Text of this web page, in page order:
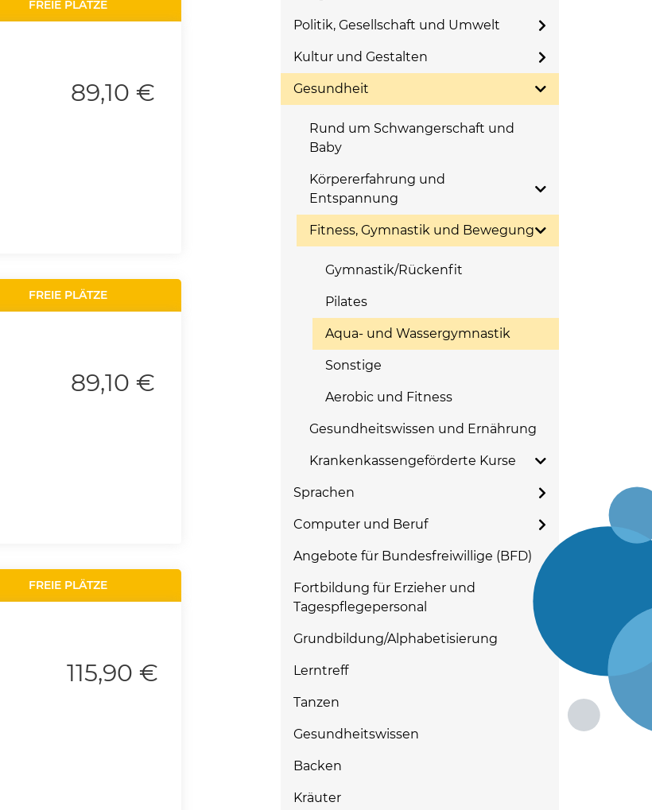
FREIE PLÄTZE
89,10 €
FREIE PLÄTZE
89,10 €
FREIE PLÄTZE
115,90 €
Politik, Gesellschaft und Umwelt
Kultur und Gestalten
Gesundheit
Rund um Schwangerschaft und
Baby
Körpererfahrung und
Entspannung
Fitness, Gymnastik und Bewegung
Gymnastik/Rückenfit
Pilates
Aqua- und Wassergymnastik
Sonstige
Aerobic und Fitness
Gesundheitswissen und Ernährung
Krankenkassengeförderte Kurse
Sprachen
Computer und Beruf
Angebote für Bundesfreiwillige (BFD)
Fortbildung für Erzieher und
Tagespflegepersonal
Grundbildung/Alphabetisierung
Lerntreff
Tanzen
Gesundheitswissen
Backen
Kräuter